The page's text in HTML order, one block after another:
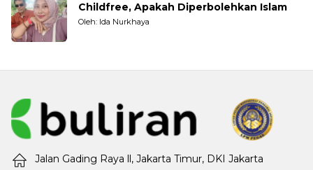
Childfree, Apakah Diperbolehkan Islam
Oleh: Ida Nurkhaya
Jalan Gading Raya ll, Jakarta Timur, DKI Jakarta